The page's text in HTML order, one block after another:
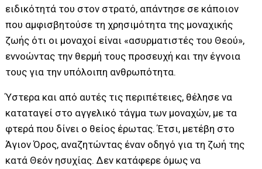
ειδικότητά του στον στρατό, απάντησε σε κάποιον
που αμφισβητούσε τη χρησιμότητα της μοναχικής
ζωής ότι οι μοναχοί είναι «ασυρματιστές του Θεού»,
εννοώντας την θερμή τους προσευχή και την έγνοια
τους για την υπόλοιπη ανθρωπότητα.
Ύστερα και από αυτές τις περιπέτειες, θέλησε να
καταταγεί στο αγγελικό τάγμα των μοναχών, με τα
φτερά που δίνει ο θείος έρωτας. Έτσι, μετέβη στο
Άγιον Όρος, αναζητώντας έναν οδηγό για τη ζωή της
κατά Θεόν ησυχίας. Δεν κατάφερε όμως να